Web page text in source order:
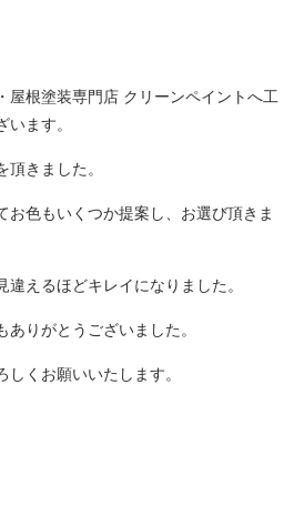
屋根塗装専門店 クリーンペイントへ工
ます。
きました。
お色もいくつか提案し、お選び頂きま
えるほどキレイになりました。
ありがとうございました。
くお願いいたします。